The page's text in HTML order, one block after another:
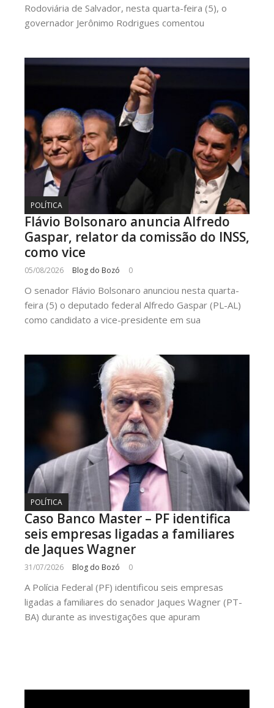
Rodoviária de Salvador, nesta quarta-feira (5), o
governador Jerônimo Rodrigues comentou
POLÍTICA
Flávio Bolsonaro anuncia Alfredo
Gaspar, relator da comissão do INSS,
como vice
05/08/2026 Blog do Bozó 0
O senador Flávio Bolsonaro anunciou nesta quarta-
feira (5) o deputado federal Alfredo Gaspar (PL-AL)
como candidato a vice-presidente em sua
POLÍTICA
Caso Banco Master – PF identifica
seis empresas ligadas a familiares
de Jaques Wagner
31/07/2026 Blog do Bozó 0
A Polícia Federal (PF) identificou seis empresas
ligadas a familiares do senador Jaques Wagner (PT-
BA) durante as investigações que apuram